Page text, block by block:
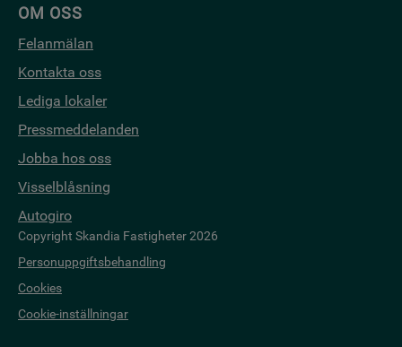
OM OSS
Felanmälan
Kontakta oss
Lediga lokaler
Pressmeddelanden
Jobba hos oss
Visselblåsning
Autogiro
Copyright Skandia Fastigheter 2026
Personuppgiftsbehandling
Cookies
Cookie-inställningar